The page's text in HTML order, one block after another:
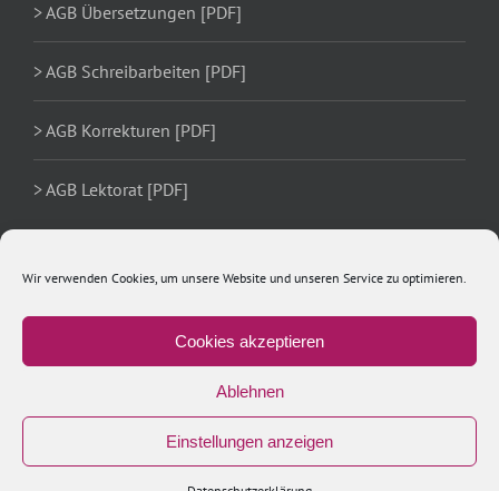
Wir verwenden Cookies, um unsere Website und unseren Service zu optimieren.
Cookies akzeptieren
Ablehnen
Einstellungen anzeigen
> AGB Übersetzungen [PDF]
> AGB Schreibarbeiten [PDF]
> AGB Korrekturen [PDF]
> AGB Lektorat [PDF]
Copyright 2020 Ulrike Schächer | All Rights Reserved